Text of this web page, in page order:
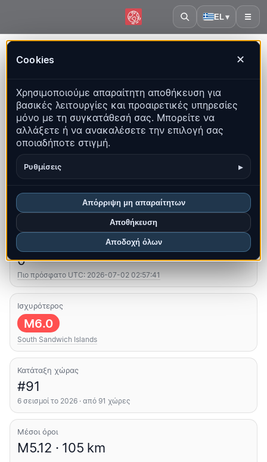
EL▾ ☰
Cookies ✕
Χρησιμοποιούμε απαραίτητη αποθήκευση για
βασικές λειτουργίες και προαιρετικές υπηρεσίες
μόνο με τη συγκατάθεσή σας. Μπορείτε να
αλλάξετε ή να ανακαλέσετε την επιλογή σας
οποιαδήποτε στιγμή.
Ρυθμίσεις ▸
Απόρριψη μη απαραίτητων
Αποθήκευση
Αποδοχή όλων
Σάντουιτς – Σεισμοί | QuakeMap24
Ζωντανός χάρτης, στατιστικά και πρόσφατα γεγονότα
Άνοιγμα ιστορικού χάρτη
Τα πιο πρόσφατα σε αυτή τη χώρα
Κορυφαίες περιοχές Συχνές ερωτήσεις
Σεισμοί αυτόν τον μήνα
0
Πιο πρόσφατο UTC: 2026-07-02 02:57:41
Ισχυρότερος
M6.0
South Sandwich Islands
Κατάταξη χώρας
#91
6 σεισμοί το 2026 · από 91 χώρες
Μέσοι όροι
M5.12 · 105 km